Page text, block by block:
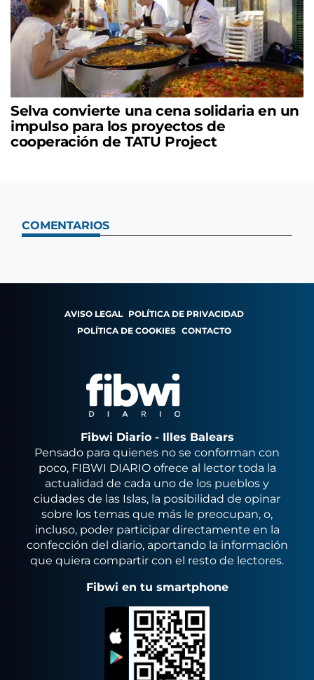
Selva convierte una cena solidaria en un
impulso para los proyectos de
cooperación de TATU Project
COMENTARIOS
AVISO LEGAL POLÍTICA DE PRIVACIDAD
POLÍTICA DE COOKIES CONTACTO
Fibwi Diario - Illes Balears
Pensado para quienes no se conforman con
poco, FIBWI DIARIO ofrece al lector toda la
actualidad de cada uno de los pueblos y
ciudades de las Islas, la posibilidad de opinar
sobre los temas que más le preocupan, o,
incluso, poder participar directamente en la
confección del diario, aportando la información
que quiera compartir con el resto de lectores.
Fibwi en tu smartphone